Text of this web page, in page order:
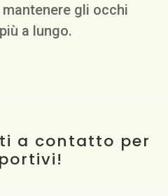
gli occhi
a lungo.
a contatto per